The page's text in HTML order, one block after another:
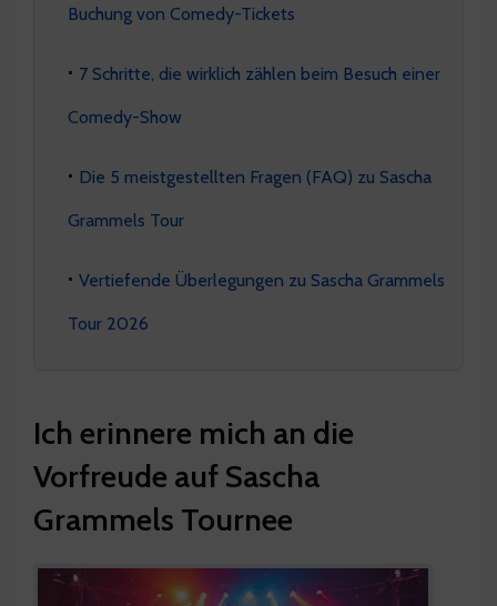
Buchung von Comedy-Tickets
7 Schritte, die wirklich zählen beim Besuch einer
Comedy-Show
Die 5 meistgestellten Fragen (FAQ) zu Sascha
Grammels Tour
Vertiefende Überlegungen zu Sascha Grammels
Tour 2026
Ich erinnere mich an die
Vorfreude auf Sascha
Grammels Tournee